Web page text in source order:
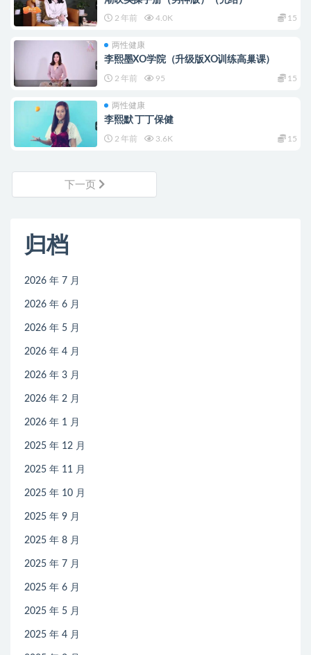
2 年前 4.0K 15
两性健康
李熙墨XO学院（升级版XO训练高巢课）
2 年前 95 15
两性健康
李熙默 丁丁保健
2 年前 3.6K 15
下一页
归档
2026 年 7 月
2026 年 6 月
2026 年 5 月
2026 年 4 月
2026 年 3 月
2026 年 2 月
2026 年 1 月
2025 年 12 月
2025 年 11 月
2025 年 10 月
2025 年 9 月
2025 年 8 月
2025 年 7 月
2025 年 6 月
2025 年 5 月
2025 年 4 月